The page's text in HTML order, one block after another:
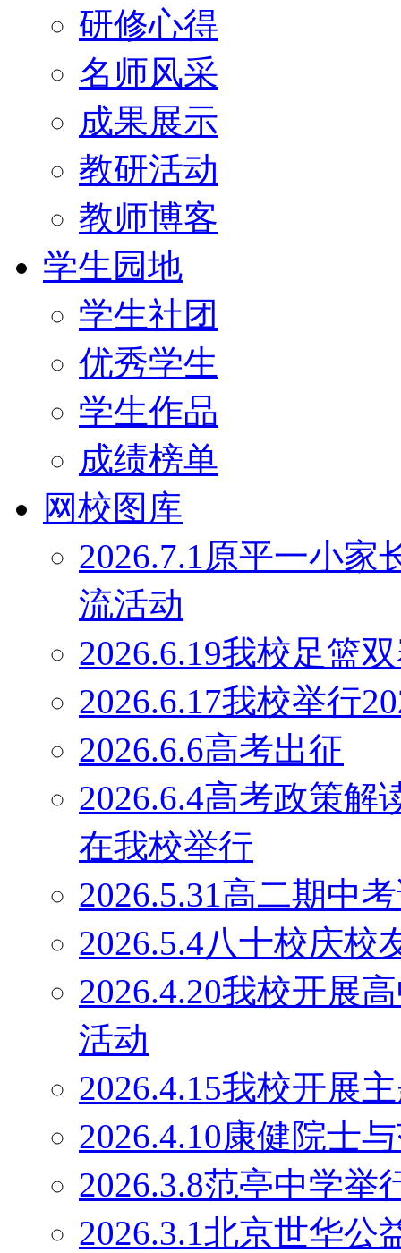
研修心得
名师风采
成果展示
教研活动
教师博客
学生园地
学生社团
优秀学生
学生作品
成绩榜单
网校图库
2026.7.1原平一小家
流活动
2026.6.19我校足篮
2026.6.17我校举行
2026.6.6高考出征
2026.6.4高考政策解
在我校举行
2026.5.31高二期中
2026.5.4八十校庆校
2026.4.20我校开展
活动
2026.4.15我校开展
2026.4.10康健院士
2026.3.8范亭中学举
2026.3.1北京世华公